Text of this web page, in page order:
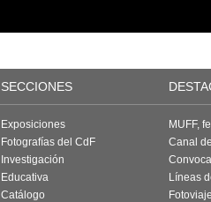
SECCIONES
Exposiciones
Fotografías del CdF
Investigación
Educativa
Catálogo
MUFF,
Canal
Líneas